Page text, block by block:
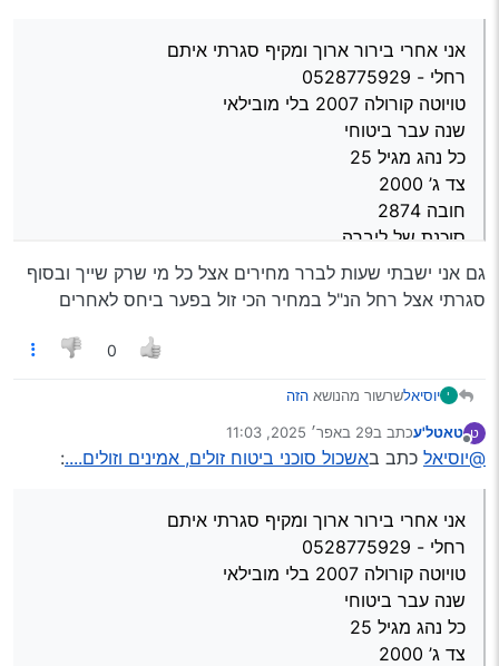
צד ג’ 2000
חובה 2874
סוכנת של ליברה
מעלות: זמינה בטלפון מאוד יעילה ומתחייבת למחיר הכי זול
שמצאת… ועוד זה כולל שמשות מראות ופנסים…
חסרונות: לא נתקלתי
בהצלחה
אני אחרי בירור ארוך ומקיף סגרתי איתם
רחלי - 0528775929
טויוטה קורולה 2007 בלי מובילאי
שנה עבר ביטוחי
כל נהג מגיל 25
צד ג’ 2000
חובה 2874
סוכנת של ליברה
מעלות: זמינה בטלפון מאוד יעילה ומתחייבת למחיר הכי זול
שמצאת… ועוד זה כולל שמשות מראות ופנסים…
גם אני ישבתי שעות לברר מחירים אצל כל מי שרק שייך ובסוף
סגרתי אצל רחל הנ"ל במחיר הכי זול בפער ביחס לאחרים
0
י יוסיאלשרשור מהנושאהזה
רחלי - 0528775929
טויוטה קורולה 2007 בלי מובילאי
צד ג’ 2000
חובה 2874
סוכנת של ליברה
מעלות: זמינה בטלפון מאוד יעילה ומתחייבת למחיר הכי זול
שמצאת… ועוד זה כולל שמשות מראות ופנסים…
חסרונות: לא נתקלתי
בהצלחה
ט טאטל'עכתב ב29 באפר׳ 2025, 11:03
נערך לאחרונה על ידי
@יוסיאל כתב באשכול סוכני ביטוח זולים, אמינים וזולים....:
אני אחרי בירור ארוך ומקיף סגרתי איתם
רחלי - 0528775929
טויוטה קורולה 2007 בלי מובילאי
שנה עבר ביטוחי
כל נהג מגיל 25
צד ג’ 2000